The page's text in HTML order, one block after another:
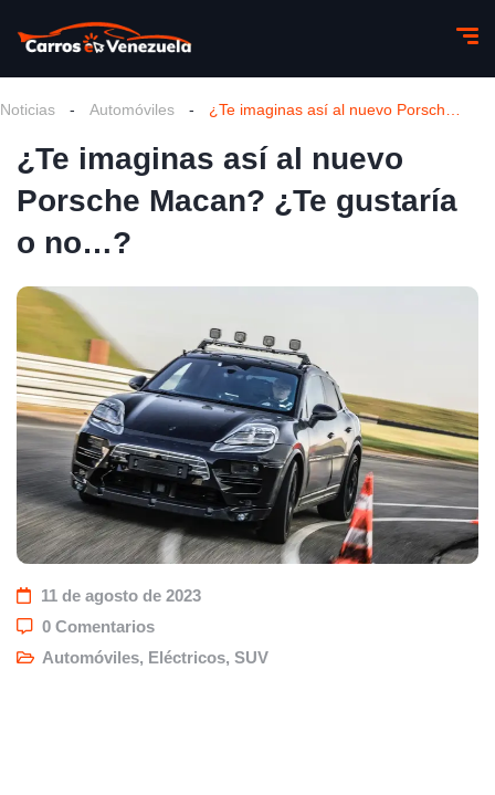
Noticias - Automóviles -
¿Te imaginas así al nuevo
Porsche Macan? ¿Te gustaría
o no…?
11 de agosto de 2023
0 Comentarios
Automóviles, Eléctricos, SUV